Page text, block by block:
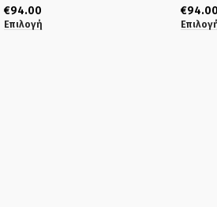
€94.00
Επιλογή
€94.00